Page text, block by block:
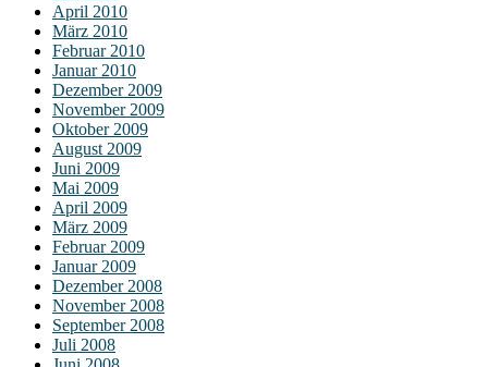
April 2010
März 2010
Februar 2010
Januar 2010
Dezember 2009
November 2009
Oktober 2009
August 2009
Juni 2009
Mai 2009
April 2009
März 2009
Februar 2009
Januar 2009
Dezember 2008
November 2008
September 2008
Juli 2008